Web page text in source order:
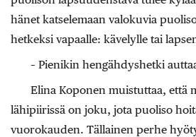
hänet katselemaan valokuvia
hetkeksi vapaalle: kävelylle tai
– Pienikin hengähdyshetki
Elina Koponen muistuttaa, että
lähipiirissä on joku, jota puoliso
vuorokauden. Tällainen perhe